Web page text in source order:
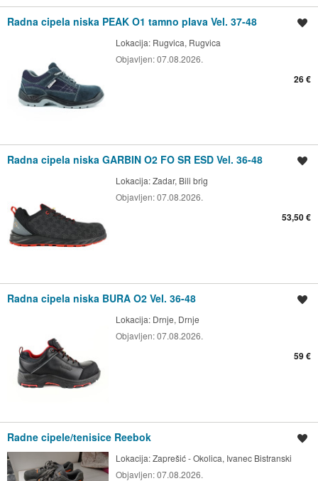
Radna cipela niska PEAK O1 tamno plava Vel. 37-48
Lokacija: Rugvica, Rugvica
Objavljen:07.08.2026.
26 €
Radna cipela niska GARBIN O2 FO SR ESD Vel. 36-48
Lokacija:Zadar, Bili brig
Objavljen:07.08.2026.
53,50 €
Radna cipela niska BURA O2 Vel. 36-48
Lokacija: Drnje, Drnje
Objavljen:07.08.2026.
59 €
Radne cipele/tenisice Reebok
Lokacija:Zaprešić - Okolica, Ivanec Bistranski
Objavljen:07.08.2026.